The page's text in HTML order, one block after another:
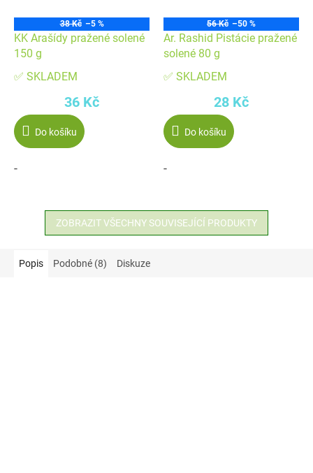
38 Kč –5 %
KK Arašídy pražené solené
150 g
✅ SKLADEM
36 Kč
Do košíku
-
56 Kč –50 %
Ar. Rashid Pistácie pražené
solené 80 g
✅ SKLADEM
28 Kč
Do košíku
-
ZOBRAZIT VŠECHNY SOUVISEJÍCÍ PRODUKTY
Popis Podobné (8) Diskuze